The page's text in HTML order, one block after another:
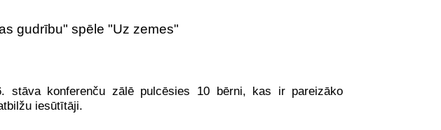
gudrību" spēle "Uz zemes"
stāva konferenču zālē pulcēsies 10 bērni, kas ir pareizāko
iesūtītāji.